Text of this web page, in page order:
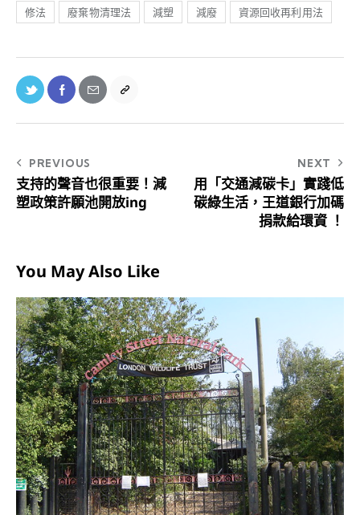
修法 廢棄物清理法 減塑 減廢 資源回收再利用法
PREVIOUS
支持的聲音也很重要！減
塑政策許願池開放ing
NEXT
用「交通減碳卡」實踐低
碳綠生活，王道銀行加碼
捐款給環資 ！
You May Also Like